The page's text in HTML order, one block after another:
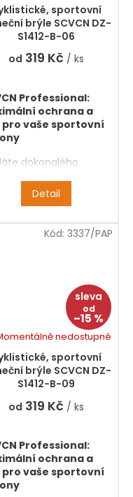
sportovní
brýle SCVCN DZ-
S1412-B-06
od 319 Kč / ks
Detail
Professional:
ochrana a
vaše sportovní
dokonalého
horskou turistiku?
brýleSCVCN
špičkovou
Jsou navrženy tak,
vyhovovaly jak
tak ženám, kteří
kvalitu v každém
od
–15 %
sportovní
brýle SCVCN DZ-
S1412-B-09
nedostupné
od 319 Kč / ks
Professional:
ochrana a
vaše sportovní
Kód: 3337/PAP